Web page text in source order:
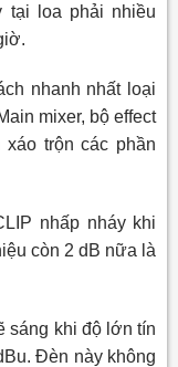
tại loa phải nhiều
nhanh nhất loại
mixer, bộ effect
trộn các phần
nhấp nháy khi
còn 2 dB nữa là
sáng khi độ lớn tín
Đèn này không